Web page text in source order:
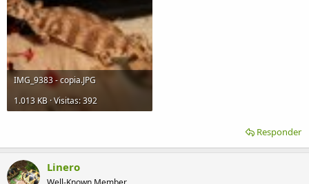
IMG_9383 - copia.JPG
1.013 KB · Visitas: 392
Responder
Linero